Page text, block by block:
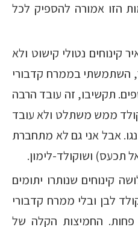
הזו אמורה להספיק לכל
קינוחים נטולי קישוט ולא
השתמשתי בממרח קדבורי
תקשיבו, זה עובד הרבה
ממש משתלט ולא עובד
אבל אני גם לא מתחברת
תכעס) ושוקולד-לימון.
קינוחים שנותרו יתומים
לבן ובלי ממרח קדבורי
החמיצות הקלה של